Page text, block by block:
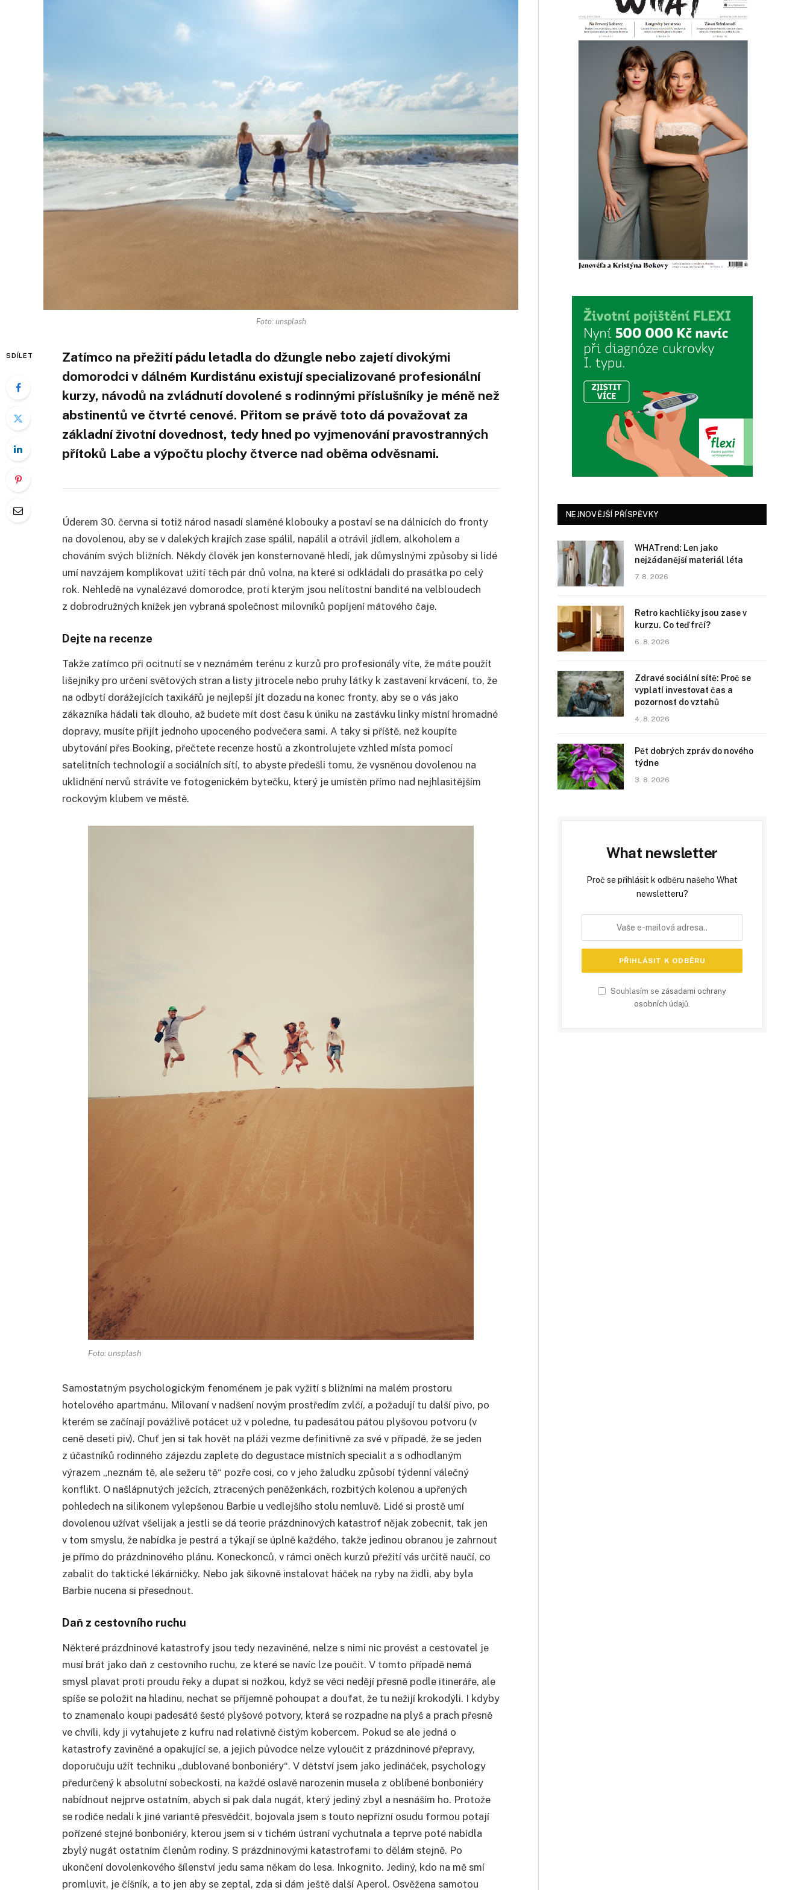
Foto: unsplash
SDÍLET
Zatímco na přežití pádu letadla do džungle nebo zajetí divokými
domorodci v dálném Kurdistánu existují specializované profesionální
kurzy, návodů na zvládnutí dovolené s rodinnými příslušníky je méně než
abstinentů ve čtvrté cenové. Přitom se právě toto dá považovat za
základní životní dovednost, tedy hned po vyjmenování pravostranných
přítoků Labe a výpočtu plochy čtverce nad oběma odvěsnami.
Úderem 30. června si totiž národ nasadí slaměné klobouky a postaví se na dálnicích do fronty
na dovolenou, aby se v dalekých krajích zase spálil, napálil a otrávil jídlem, alkoholem a
chováním svých bližních. Někdy člověk jen konsternovaně hledí, jak důmyslnými způsoby si lidé
umí navzájem komplikovat užití těch pár dnů volna, na které si odkládali do prasátka po celý
rok. Nehledě na vynalézavé domorodce, proti kterým jsou nelítostní bandité na velbloudech
z dobrodružných knížek jen vybraná společnost milovníků popíjení mátového čaje.
Dejte na recenze
Takže zatímco při ocitnutí se v neznámém terénu z kurzů pro profesionály víte, že máte použít
lišejníky pro určení světových stran a listy jitrocele nebo pruhy látky k zastavení krvácení, to, že
na odbytí dorážejících taxikářů je nejlepší jít dozadu na konec fronty, aby se o vás jako
zákazníka hádali tak dlouho, až budete mít dost času k úniku na zastávku linky místní hromadné
dopravy, musíte přijít jednoho upoceného podvečera sami. A taky si příště, než koupíte
ubytování přes Booking, přečtete recenze hostů a zkontrolujete vzhled místa pomocí
satelitních technologií a sociálních sítí, to abyste předešli tomu, že vysněnou dovolenou na
uklidnění nervů strávíte ve fotogenickém bytečku, který je umístěn přímo nad nejhlasitějším
rockovým klubem ve městě.
Foto: unsplash
Samostatným psychologickým fenoménem je pak vyžití s bližními na malém prostoru
hotelového apartmánu. Milovaní v nadšení novým prostředím zvlčí, a požadují tu další pivo, po
kterém se začínají povážlivě potácet už v poledne, tu padesátou pátou plyšovou potvoru (v
ceně deseti piv). Chuť jen si tak hovět na pláži vezme definitivně za své v případě, že se jeden
z účastníků rodinného zájezdu zaplete do degustace místních specialit a s odhodlaným
výrazem „neznám tě, ale sežeru tě“ pozře cosi, co v jeho žaludku způsobí týdenní válečný
konflikt. O našlápnutých ježcích, ztracených peněženkách, rozbitých kolenou a upřených
pohledech na silikonem vylepšenou Barbie u vedlejšího stolu nemluvě. Lidé si prostě umí
dovolenou užívat všelijak a jestli se dá teorie prázdninových katastrof nějak zobecnit, tak jen
v tom smyslu, že nabídka je pestrá a týkají se úplně každého, takže jedinou obranou je zahrnout
je přímo do prázdninového plánu. Koneckonců, v rámci oněch kurzů přežití vás určitě naučí, co
zabalit do taktické lékárničky. Nebo jak šikovně instalovat háček na ryby na židli, aby byla
Barbie nucena si přesednout.
Daň z cestovního ruchu
Některé prázdninové katastrofy jsou tedy nezaviněné, nelze s nimi nic provést a cestovatel je
musí brát jako daň z cestovního ruchu, ze které se navíc lze poučit. V tomto případě nemá
smysl plavat proti proudu řeky a dupat si nožkou, když se věci nedějí přesně podle itineráře, ale
spíše se položit na hladinu, nechat se příjemně pohoupat a doufat, že tu nežijí krokodýli. I kdyby
to znamenalo koupi padesáté šesté plyšové potvory, která se rozpadne na plyš a prach přesně
ve chvíli, kdy ji vytahujete z kufru nad relativně čistým kobercem. Pokud se ale jedná o
katastrofy zaviněné a opakující se, a jejich původce nelze vyloučit z prázdninové přepravy,
doporučuju užít techniku „dublované bonboniéry“. V dětství jsem jako jedináček, psychology
předurčený k absolutní sobeckosti, na každé oslavě narozenin musela z oblíbené bonboniéry
nabídnout nejprve ostatním, abych si pak dala nugát, který jediný zbyl a nesnáším ho. Protože
se rodiče nedali k jiné variantě přesvědčit, bojovala jsem s touto nepřízní osudu formou potají
pořízené stejné bonboniéry, kterou jsem si v tichém ústraní vychutnala a teprve poté nabídla
zbylý nugát ostatním členům rodiny. S prázdninovými katastrofami to dělám stejně. Po
ukončení dovolenkového šílenství jedu sama někam do lesa. Inkognito. Jediný, kdo na mě smí
promluvit, je číšník, a to jen aby se zeptal, zda si dám ještě další Aperol. Osvěžena samotou
NEJNOVĚJŠÍ PŘÍSPĚVKY
WHATrend: Len jako
nejžádanější materiál léta
7. 8. 2026
Retro kachličky jsou zase v
kurzu. Co teď frčí?
6. 8. 2026
Zdravé sociální sítě: Proč se
vyplatí investovat čas a
pozornost do vztahů
4. 8. 2026
Pět dobrých zpráv do nového
týdne
3. 8. 2026
What newsletter
Proč se přihlásit k odběru našeho What
newsletteru?
Souhlasím se zásadami ochrany
osobních údajů